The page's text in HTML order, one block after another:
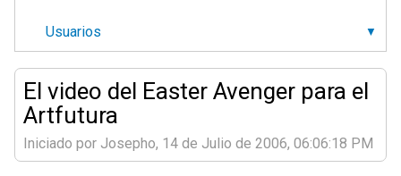
Usuarios
El video del Easter Avenger para el
Artfutura
Iniciado por Josepho, 14 de Julio de 2006, 06:06:18 PM